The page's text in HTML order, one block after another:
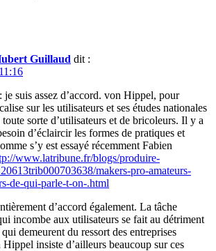
Guillaud dit :
je suis assez d’accord. von Hippel, pour
sur les utilisateurs et ses études nationales
sorte d’utilisateurs et de bricoleurs. Il y a
d’éclaircir les formes de pratiques et
s’y est essayé récemment Fabien
www.latribune.fr/blogs/produire-
makers-pro-amateurs-
de-qui-parle-t-on-.html
d’accord également. La tâche
incombe aux utilisateurs se fait au détriment
demeurent du ressort des entreprises
insiste d’ailleurs beaucoup sur ces